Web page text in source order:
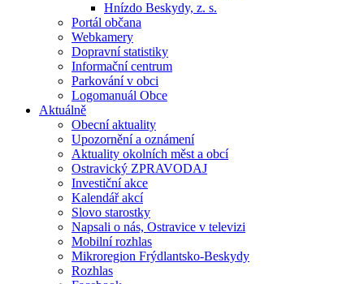
Hnízdo Beskydy, z. s.
Portál občana
Webkamery
Dopravní statistiky
Informační centrum
Parkování v obci
Logomanuál Obce
Aktuálně
Obecní aktuality
Upozornění a oznámení
Aktuality okolních měst a obcí
Ostravický ZPRAVODAJ
Investiční akce
Kalendář akcí
Slovo starostky
Napsali o nás, Ostravice v televizi
Mobilní rozhlas
Mikroregion Frýdlantsko-Beskydy
Rozhlas